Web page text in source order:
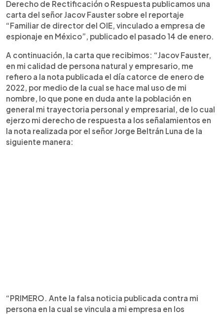
Derecho de Rectificación o Respuesta publicamos una
carta del señor Jacov Fauster sobre el reportaje
“Familiar de director del OIE, vinculado a empresa de
espionaje en México”, publicado el pasado 14 de enero.
A continuación, la carta que recibimos: “Jacov Fauster,
en mi calidad de persona natural y empresario, me
refiero a la nota publicada el día catorce de enero de
2022, por medio de la cual se hace mal uso de mi
nombre, lo que pone en duda ante la población en
general mi trayectoria personal y empresarial, de lo cual
ejerzo mi derecho de respuesta a los señalamientos en
la nota realizada por el señor Jorge Beltrán Luna de la
siguiente manera:
“PRIMERO. Ante la falsa noticia publicada contra mi
persona en la cual se vincula a mi empresa en los